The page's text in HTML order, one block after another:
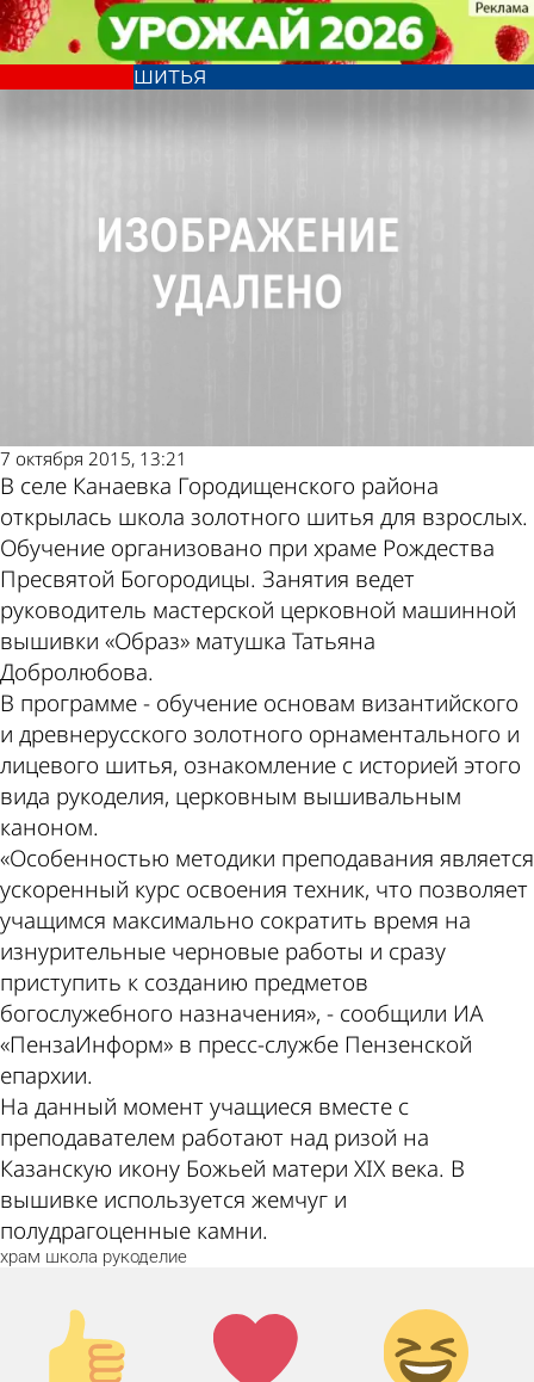
В Городищенском районе
открылась школа золотного
шитья
Религия
7 октября 2015, 13:21
В селе Канаевка Городищенского района
открылась школа золотного шитья для взрослых.
Обучение организовано при храме Рождества
Пресвятой Богородицы. Занятия ведет
руководитель мастерской церковной машинной
вышивки «Образ» матушка Татьяна
Добролюбова.
В программе - обучение основам византийского
и древнерусского золотного орнаментального и
лицевого шитья, ознакомление с историей этого
вида рукоделия, церковным вышивальным
каноном.
«Особенностью методики преподавания является
ускоренный курс освоения техник, что позволяет
учащимся максимально сократить время на
изнурительные черновые работы и сразу
приступить к созданию предметов
богослужебного назначения», - сообщили ИА
«ПензаИнформ» в пресс-службе Пензенской
епархии.
На данный момент учащиеся вместе с
преподавателем работают над ризой на
Казанскую икону Божьей матери XIX века. В
вышивке используется жемчуг и
полудрагоценные камни.
храм школа рукоделие
Палец
вверх!
Лайк!
Дикий
смех!
В Городищенском районе
открылась школа золотного
шитья
Религия
Другие новости по
теме
Погода и курсы
валют в Пензе